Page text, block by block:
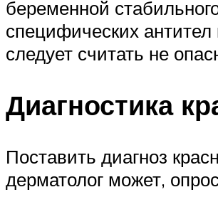
беременной
специфических антител
следует считать не
Диагностика
Поставить диагноз
дерматолог может,